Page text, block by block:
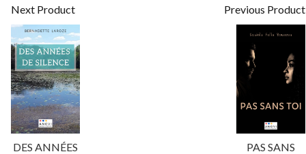
Next Product
DES ANNÉES
Previous Product
PAS SANS